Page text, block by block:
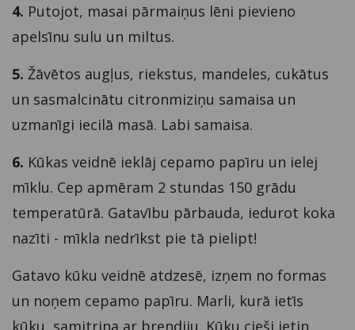
4. Putojot, masai pārmaiņus lēni pievieno
apelsīnu sulu un miltus.
5. Žāvētos augļus, riekstus, mandeles, cukātus
un sasmalcinātu citronmiziņu samaisa un
uzmanīgi iecilā masā. Labi samaisa.
6. Kūkas veidnē ieklāj cepamo papīru un ielej
mīklu. Cep apmēram 2 stundas 150 grādu
temperatūrā. Gatavību pārbauda, iedurot koka
nazīti - mīkla nedrīkst pie tā pielipt!
Gatavo kūku veidnē atdzesē, izņem no formas
un noņem cepamo papīru. Marli, kurā ietīs
kūku, samitrina ar brendiju. Kūku cieši ietin